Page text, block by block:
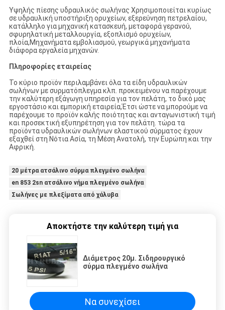
Υψηλής πίεσης υδραυλικός σωλήνας Χρησιμοποιείται κυρίως
σε υδραυλική υποστήριξη ορυχείων, εξερεύνηση πετρελαίου,
κατάλληλο για μηχανική κατασκευή, μεταφορά γερανού,
σφυρηλατική μεταλλουργία, εξοπλισμό ορυχείων,
πλοία,Μηχανήματα εμβολιασμού, γεωργικά μηχανήματα
διάφορα εργαλεία μηχανών.
Πληροφορίες εταιρείας
Το κύριο προϊόν περιλαμβάνει όλα τα είδη υδραυλικών
σωλήνων με συρματόπλεγμα κλπ. προκειμένου να παρέχουμε
την καλύτερη εξάγωγη υπηρεσία για τον πελάτη, το δικό μας
εργοστάσιο και εμπορική εταιρεία,Έτσι ώστε να μπορούμε να
παρέχουμε το προϊόν καλής ποιότητας και ανταγωνιστική τιμή
και προσεκτική εξυπηρέτηση για τον πελάτη. τώρα τα
προϊόντα υδραυλικών σωλήνων ελαστικού σύρματος έχουν
εξαχθεί στη Νότια Ασία, τη Μέση Ανατολή, την Ευρώπη και την
Αφρική.
20 μέτρα ατσάλινο σύρμα πλεγμένο σωλήνα
en 853 2sn ατσάλινο νήμα πλεγμένο σωλήνα
Σωλήνες με πλεξίματα από χάλυβα
Αποκτήστε την καλύτερη τιμή για
Διάμετρος 20μ. Σιδηρουργικό
σύρμα πλεγμένο σωλήνα
Να συνεχίσει